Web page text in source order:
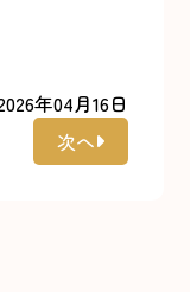
年04月16日
次へ